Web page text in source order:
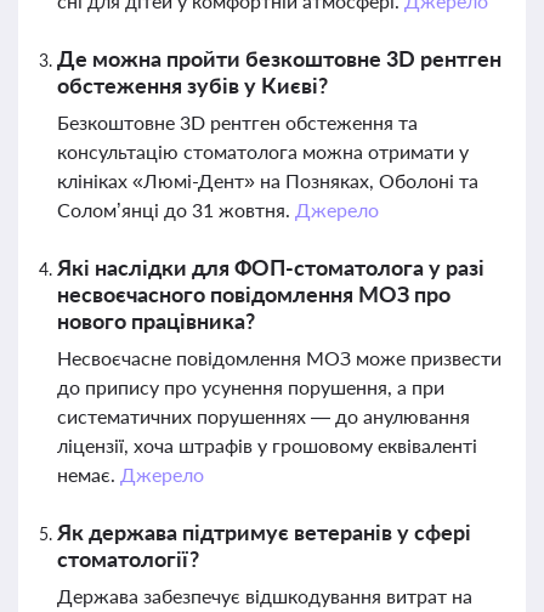
Де можна пройти безкоштовне 3D рентген
обстеження зубів у Києві?
Безкоштовне 3D рентген обстеження та
консультацію стоматолога можна отримати у
клініках «Люмі-Дент» на Позняках, Оболоні та
Солом’янці до 31 жовтня. Джерело
Які наслідки для ФОП-стоматолога у разі
несвоєчасного повідомлення МОЗ про
нового працівника?
Несвоєчасне повідомлення МОЗ може призвести
до припису про усунення порушення, а при
систематичних порушеннях — до анулювання
ліцензії, хоча штрафів у грошовому еквіваленті
немає. Джерело
Як держава підтримує ветеранів у сфері
стоматології?
Держава забезпечує відшкодування витрат на